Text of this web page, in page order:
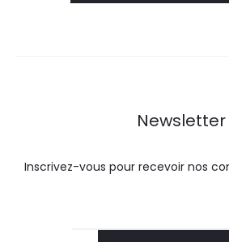
Newsletter
Inscrivez-vous pour recevoir nos